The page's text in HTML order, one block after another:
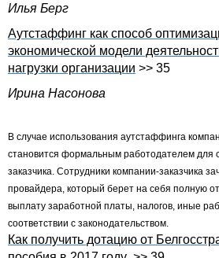
Илья Берг
Аутстаффинг как способ
экономической модели
нагрузки организации >> 35
Ирина Насонова
В случае использования аутстаффинга
становится формальным работодателем для
заказчика. Сотрудники компании-заказчика
провайдера, который берет на себя полную
выплату заработной платы, налогов, иные
соответствии с законодательством.
Как получить дотацию от